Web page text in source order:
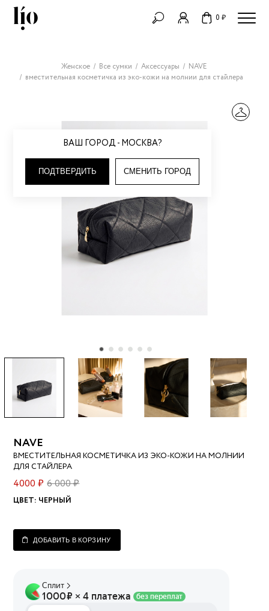
0 ₽
ВАШ ГОРОД - МОСКВА?
ПОДТВЕРДИТЬ СМЕНИТЬ ГОРОД
Женское Все сумки Аксессуары
NAVE
вместительная косметичка из эко-кожи на молнии для стайлера
NAVE
ВМЕСТИТЕЛЬНАЯ КОСМЕТИЧКА ИЗ ЭКО-КОЖИ НА МОЛНИИ
ДЛЯ СТАЙЛЕРА
4000 ₽ 6 000 ₽
ЦВЕТ: ЧЕРНЫЙ
ДОБАВИТЬ В КОРЗИНУ